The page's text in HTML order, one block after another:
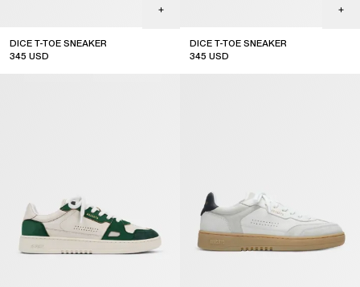
DICE T-TOE SNEAKER
345 USD
DICE T-TOE SNEAKER
345 USD